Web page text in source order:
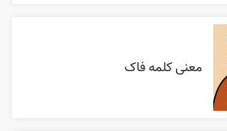
معنی کلمه فاک